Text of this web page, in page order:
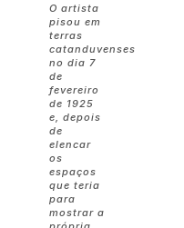
O artista
pisou em
terras
catanduvenses
no dia 7
de
fevereiro
de 1925
e, depois
de
elencar
os
espaços
que teria
para
mostrar a